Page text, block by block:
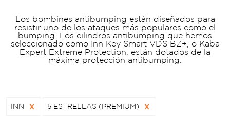
Los bombines antibumping están diseñados para
resistir uno de los ataques más populares como el
bumping. Los cilindros antibumping que hemos
seleccionado como Inn Key Smart VDS BZ+, o Kaba
Expert Extreme Protection, están dotados de la
máxima protección antibumping.
INN X 5 ESTRELLAS (PREMIUM) X